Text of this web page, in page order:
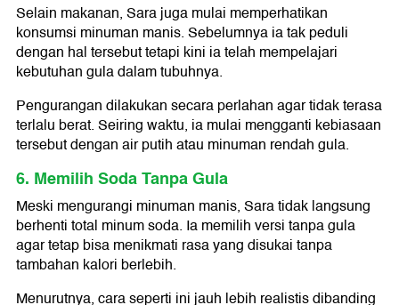
Selain makanan, Sara juga mulai memperhatikan
konsumsi minuman manis. Sebelumnya ia tak peduli
dengan hal tersebut tetapi kini ia telah mempelajari
kebutuhan gula dalam tubuhnya.
Pengurangan dilakukan secara perlahan agar tidak terasa
terlalu berat. Seiring waktu, ia mulai mengganti kebiasaan
tersebut dengan air putih atau minuman rendah gula.
6. Memilih Soda Tanpa Gula
Meski mengurangi minuman manis, Sara tidak langsung
berhenti total minum soda. Ia memilih versi tanpa gula
agar tetap bisa menikmati rasa yang disukai tanpa
tambahan kalori berlebih.
Menurutnya, cara seperti ini jauh lebih realistis dibanding